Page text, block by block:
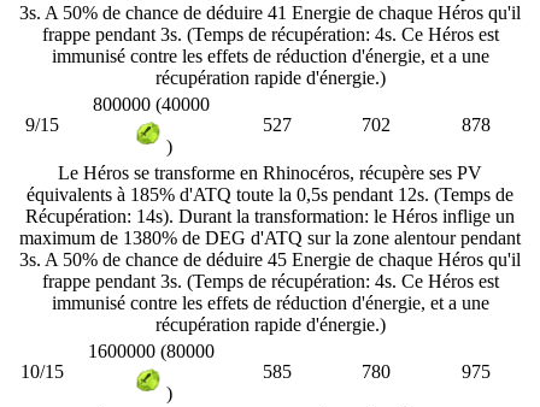
3s. A 50% de chance de déduire 41 Energie de chaque Héros qu'il
frappe pendant 3s. (Temps de récupération: 4s. Ce Héros est
immunisé contre les effets de réduction d'énergie, et a une
récupération rapide d'énergie.)
9/15
800000 (40000
)
527 702 878
Le Héros se transforme en Rhinocéros, récupère ses PV
équivalents à 185% d'ATQ toute la 0,5s pendant 12s. (Temps de
Récupération: 14s). Durant la transformation: le Héros inflige un
maximum de 1380% de DEG d'ATQ sur la zone alentour pendant
3s. A 50% de chance de déduire 45 Energie de chaque Héros qu'il
frappe pendant 3s. (Temps de récupération: 4s. Ce Héros est
immunisé contre les effets de réduction d'énergie, et a une
récupération rapide d'énergie.)
10/15
1600000 (80000
)
585 780 975